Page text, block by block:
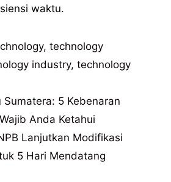
waktu.
, technology
industry, technology
5 Kebenaran
Anda Ketahui
Lanjutkan Modifikasi
5 Hari Mendatang